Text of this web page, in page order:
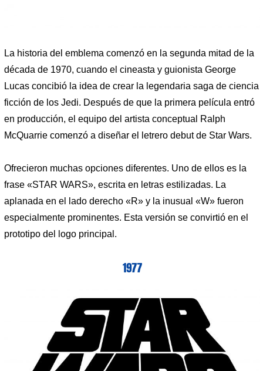
La historia del emblema comenzó en la segunda mitad de la
década de 1970, cuando el cineasta y guionista George
Lucas concibió la idea de crear la legendaria saga de ciencia
ficción de los Jedi. Después de que la primera película entró
en producción, el equipo del artista conceptual Ralph
McQuarrie comenzó a diseñar el letrero debut de Star Wars.
Ofrecieron muchas opciones diferentes. Uno de ellos es la
frase «STAR WARS», escrita en letras estilizadas. La
aplanada en el lado derecho «R» y la inusual «W» fueron
especialmente prominentes. Esta versión se convirtió en el
prototipo del logo principal.
1977